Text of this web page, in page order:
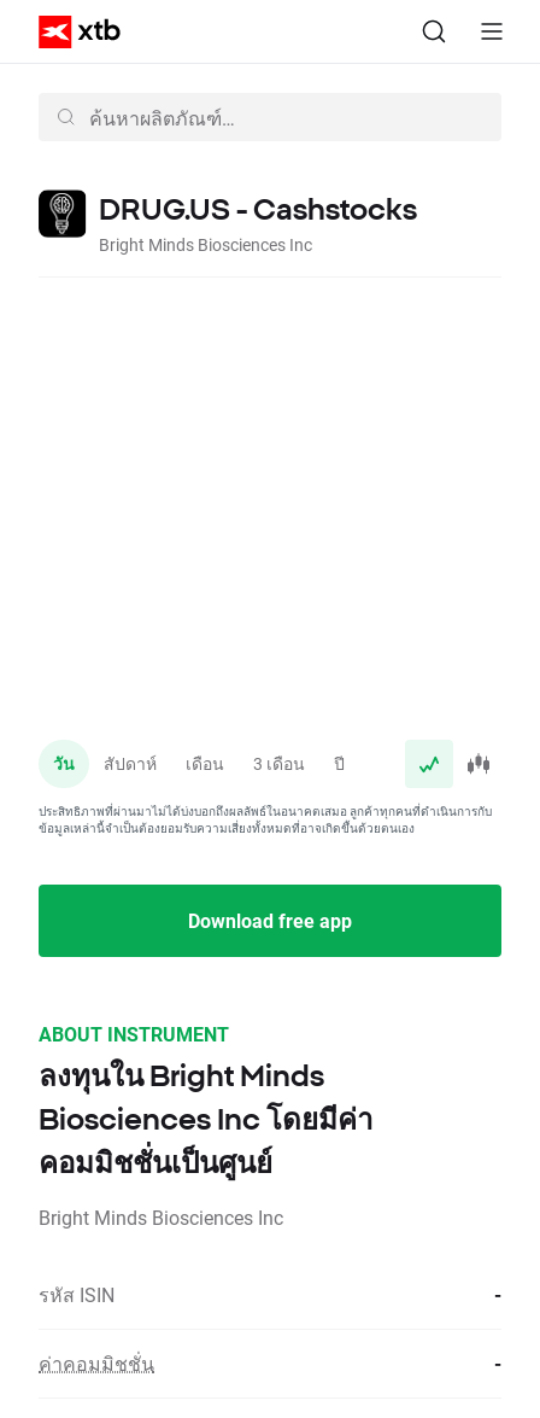
DRUG.US - Cashstocks
Bright Minds Biosciences Inc
วัน สัปดาห์ เดือน 3 เดือน ปี
ประสิทธิภาพที่ผ่านมาไม่ได้บ่งบอกถึงผลลัพธ์ในอนาคตเสมอ ลูกค้าทุกคนที่ดำเนินการกับ
ข้อมูลเหล่านี้จำเป็นต้องยอมรับความเสี่ยงทั้งหมดที่อาจเกิดขึ้นด้วยตนเอง
Download free app
ABOUT INSTRUMENT
ลงทุนใน Bright Minds
Biosciences Inc โดยมีค่า
คอมมิชชั่นเป็นศูนย์
Bright Minds Biosciences Inc
รหัส ISIN -
ค่าคอมมิชชั่น -